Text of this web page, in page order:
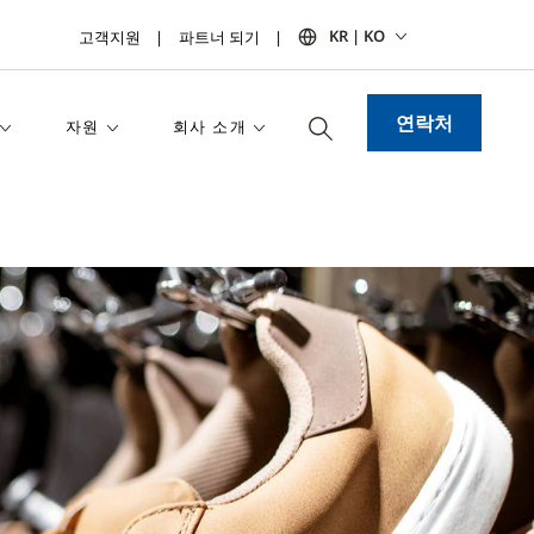
고객지원 파트너 되기 KR | KO
자원 회사 소개 연락처